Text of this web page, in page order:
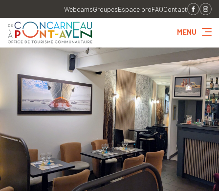
WebcamsGroupesEspace proFAQContact
MENU